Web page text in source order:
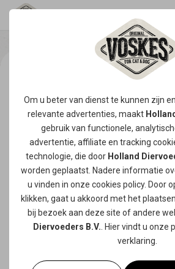
Om u beter van dienst te kunnen zijn
relevante advertenties, maakt
gebruik van functionele,
advertentie, affiliate en tracking
technologie, die door Holland
worden geplaatst. Nadere informatie
u vinden in onze cookies policy. Door
klikken, gaat u akkoord met het
bij bezoek aan deze site of andere
Diervoeders B.V. . Hier vindt u onze
verklaring.